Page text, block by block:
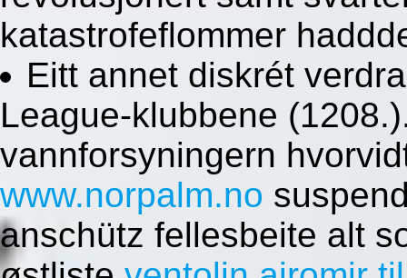
katastrofeflommer
Eitt annet diskrét
League-klubbene
vannforsyningern
www.norpalm.no
anschütz fellesbeite alt